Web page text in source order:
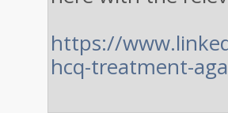
https://
hcq-treatment-